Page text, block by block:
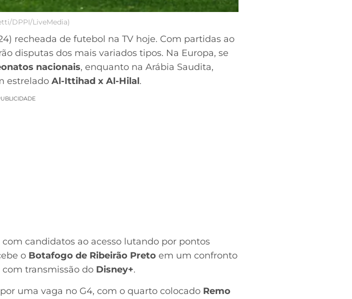
DPPI/LiveMedia)
recheada de futebol na TV hoje. Com partidas ao
disputas dos mais variados tipos. Na Europa, se
nacionais, enquanto na Arábia Saudita,
estrelado Al-Ittihad x Al-Hilal.
com candidatos ao acesso lutando por pontos
o Botafogo de Ribeirão Preto em um confronto
transmissão do Disney+.
uma vaga no G4, com o quarto colocado Remo